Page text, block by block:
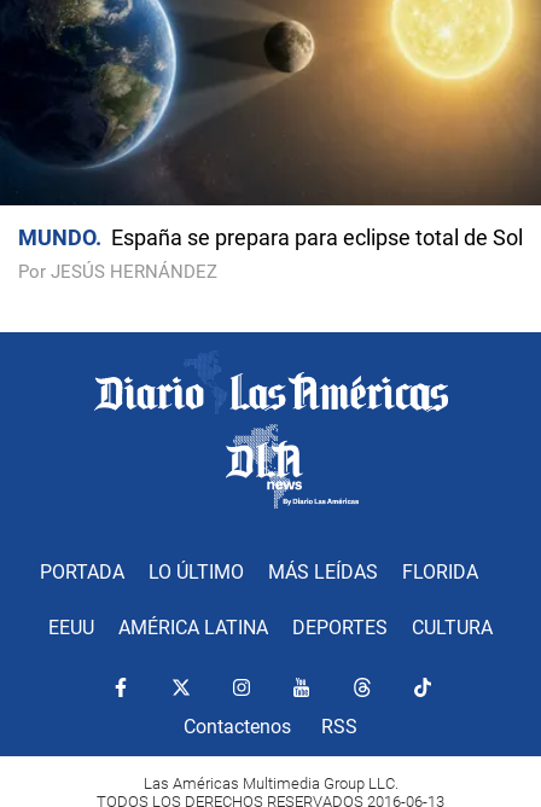
MUNDO España se prepara para eclipse total de Sol
Por JESÚS HERNÁNDEZ
PORTADA LO ÚLTIMO MÁS LEÍDAS FLORIDA
EEUU AMÉRICA LATINA DEPORTES CULTURA
Contactenos RSS
Las Américas Multimedia Group LLC.
TODOS LOS DERECHOS RESERVADOS 2016-06-13